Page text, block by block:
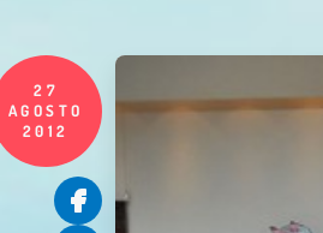
27
AGOSTO
2012